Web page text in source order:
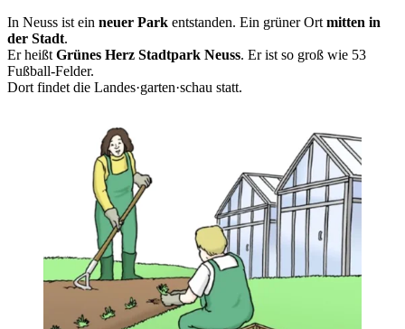
In Neuss ist ein neuer Park entstanden. Ein grüner Ort mitten in
der Stadt.
Er heißt Grünes Herz Stadtpark Neuss. Er ist so groß wie 53
Fußball-Felder.
Dort findet die Landes·garten·schau statt.